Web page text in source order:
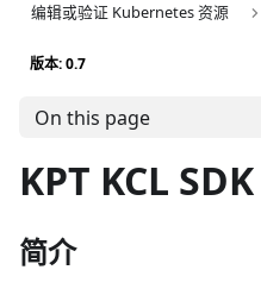
编辑或验证 Kubernetes 资源
版本: 0.7
On this page
KPT KCL SDK
简介